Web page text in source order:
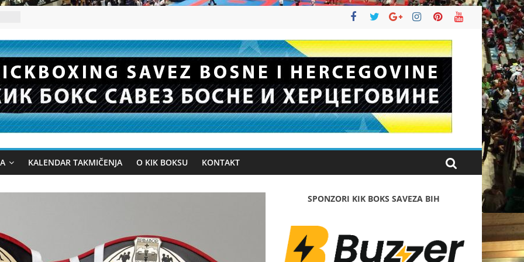
KALENDAR TAKMIČENJA O KIK BOKSU KONTAKT
SPONZORI KIK BOKS SAVEZA BIH